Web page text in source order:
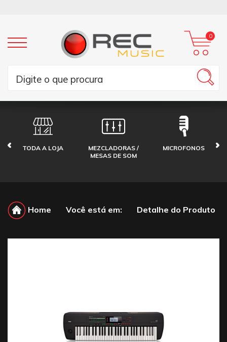
0
TODA A LOJA
MEZCLADORAS /
MESAS DE SOM
MICROFONOS
Home Você está em: Detalhe do Produto